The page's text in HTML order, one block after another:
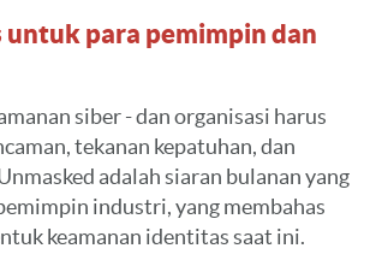
para pemimpin dan
siber - dan organisasi harus
tekanan kepatuhan, dan
adalah siaran bulanan yang
industri, yang membahas
keamanan identitas saat ini.